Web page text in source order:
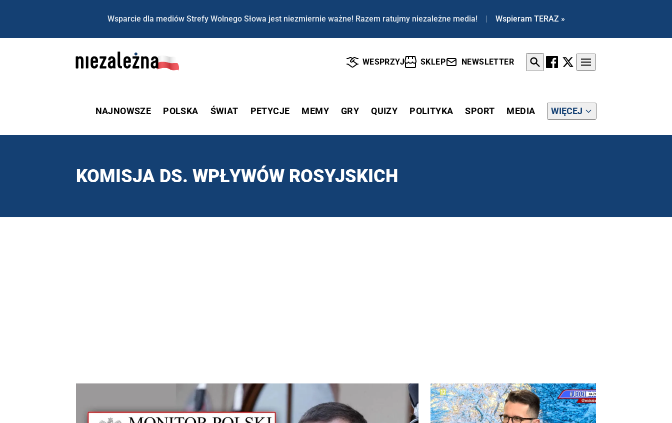
Wsparcie dla mediów Strefy Wolnego Słowa jest niezmiernie ważne! Razem ratujmy niezależne media! | Wspieram TERAZ »
WESPRZYJ SKLEP NEWSLETTER
NAJNOWSZE POLSKA ŚWIAT PETYCJE MEMY GRY QUIZY POLITYKA SPORT MEDIA WIĘCEJ
KOMISJA DS. WPŁYWÓW ROSYJSKICH